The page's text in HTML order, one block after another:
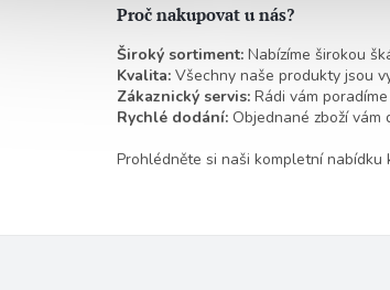
Proč nakupovat u nás?
Široký sortiment: Nabízíme širokou
Kvalita: Všechny naše produkty jsou
Zákaznický servis: Rádi vám
Rychlé dodání: Objednané zboží vám
Prohlédněte si naši kompletní